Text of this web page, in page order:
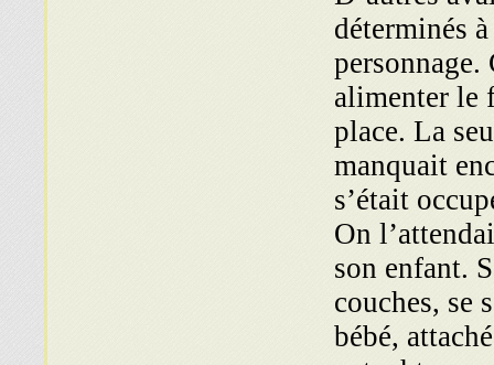
déterminés
alimenter le
place. La
manquait
s’était
On
son enfant.
couches, se
bébé,